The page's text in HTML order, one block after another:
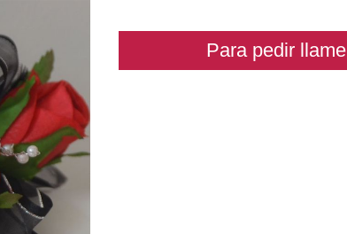
Para pedir